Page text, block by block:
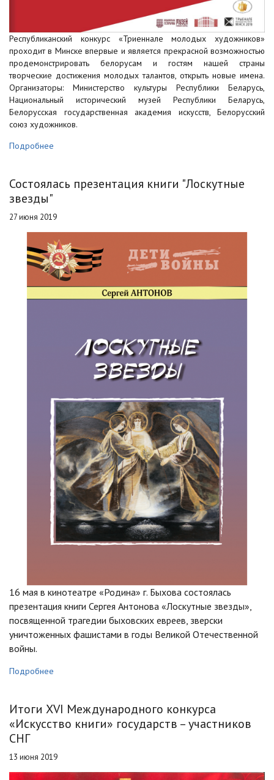
Республиканский конкурс «Триеннале молодых художников»
проходит в Минске впервые и является прекрасной возможностью
продемонстрировать белорусам и гостям нашей страны
творческие достижения молодых талантов, открыть новые имена.
Организаторы: Министерство культуры Республики Беларусь,
Национальный исторический музей Республики Беларусь,
Белорусская государственная академия искусств, Белорусский
союз художников.
Подробнее
Состоялась презентация книги "Лоскутные
звезды"
27 июня 2019
16 мая в кинотеатре «Родина» г. Быхова состоялась
презентация книги Сергея Антонова «Лоскутные звезды»,
посвященной трагедии быховских евреев, зверски
уничтоженных фашистами в годы Великой Отечественной
войны.
Подробнее
Итоги XVI Международного конкурса
«Искусство книги» государств – участников
СНГ
13 июня 2019